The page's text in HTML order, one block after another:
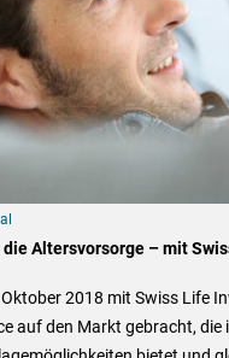
Altersvorsorge – mit
2018 mit Swiss Life
auf den Markt gebracht, die